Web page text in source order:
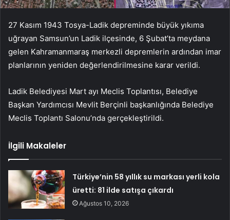
27 Kasım 1943 Tosya-Ladik depreminde büyük yıkıma
uğrayan Samsun’un Ladik ilçesinde, 6 Şubat’ta meydana
gelen Kahramanmaraş merkezli depremlerin ardından imar
planlarının yeniden değerlendirilmesine karar verildi.
Ladik Belediyesi Mart ayı Meclis Toplantısı, Belediye
Başkan Yardımcısı Mevlit Berçinli başkanlığında Belediye
Meclis Toplantı Salonu’nda gerçekleştirildi.
İlgili Makaleler
Türkiye’nin 58 yıllık su markası yerli kola
üretti: 81 ilde satışa çıkardı
Ağustos 10, 2026